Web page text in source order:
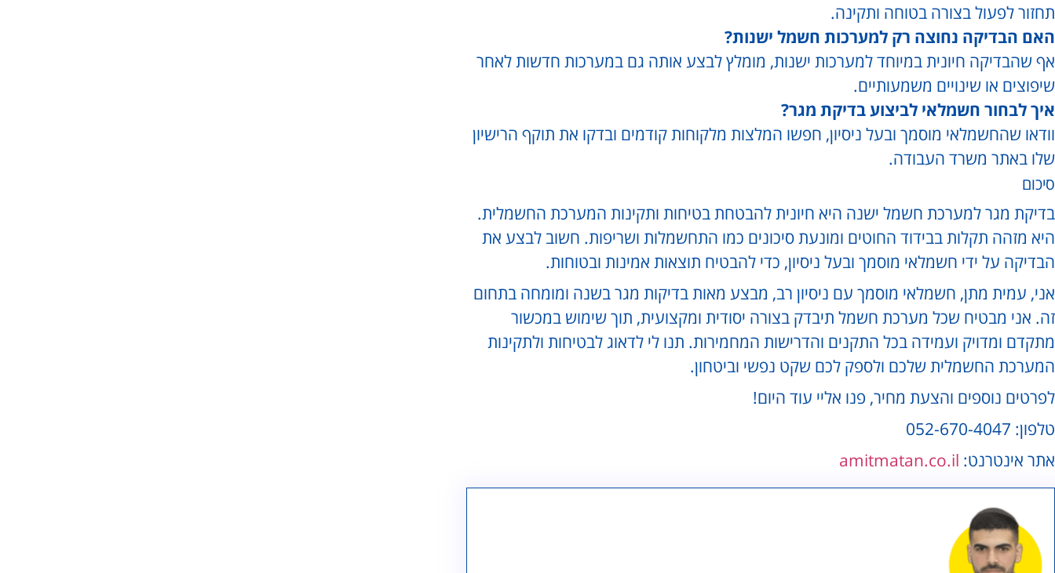
תחזור לפעול בצורה בטוחה ותקינה.
האם הבדיקה נחוצה רק למערכות חשמל ישנות?
אף שהבדיקה חיונית במיוחד למערכות ישנות, מומלץ לבצע אותה גם במערכות חדשות לאחר
שיפוצים או שינויים משמעותיים.
איך לבחור חשמלאי לביצוע בדיקת מגר?
וודאו שהחשמלאי מוסמך ובעל ניסיון, חפשו המלצות מלקוחות קודמים ובדקו את תוקף הרישיון
שלו באתר משרד העבודה.
סיכום
בדיקת מגר למערכת חשמל ישנה היא חיונית להבטחת בטיחות ותקינות המערכת החשמלית.
היא מזהה תקלות בבידוד החוטים ומונעת סיכונים כמו התחשמלות ושריפות. חשוב לבצע את
הבדיקה על ידי חשמלאי מוסמך ובעל ניסיון, כדי להבטיח תוצאות אמינות ובטוחות.
אני, עמית מתן, חשמלאי מוסמך עם ניסיון רב, מבצע מאות בדיקות מגר בשנה ומומחה בתחום
זה. אני מבטיח שכל מערכת חשמל תיבדק בצורה יסודית ומקצועית, תוך שימוש במכשור
מתקדם ומדויק ועמידה בכל התקנים והדרישות המחמירות. תנו לי לדאוג לבטיחות ולתקינות
המערכת החשמלית שלכם ולספק לכם שקט נפשי וביטחון.
לפרטים נוספים והצעת מחיר, פנו אליי עוד היום!
טלפון: 052-670-4047
אתר אינטרנט: amitmatan.co.il